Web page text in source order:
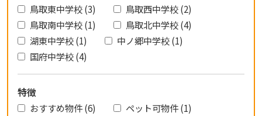
鳥取東中学校 (3)
鳥取西中学校 (2)
鳥取南中学校 (1)
鳥取北中学校 (4)
湖東中学校 (1)
中ノ郷中学校 (1)
国府中学校 (4)
特徴
おすすめ物件 (6)
ペット可物件 (1)